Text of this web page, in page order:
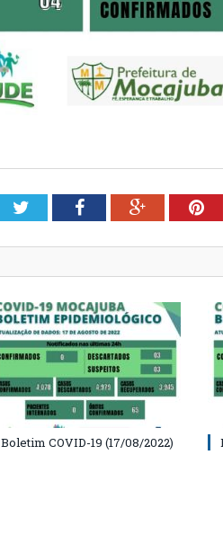
TwitterFacebookGoogle+
Boletim COVID-19 (17/08/2022)